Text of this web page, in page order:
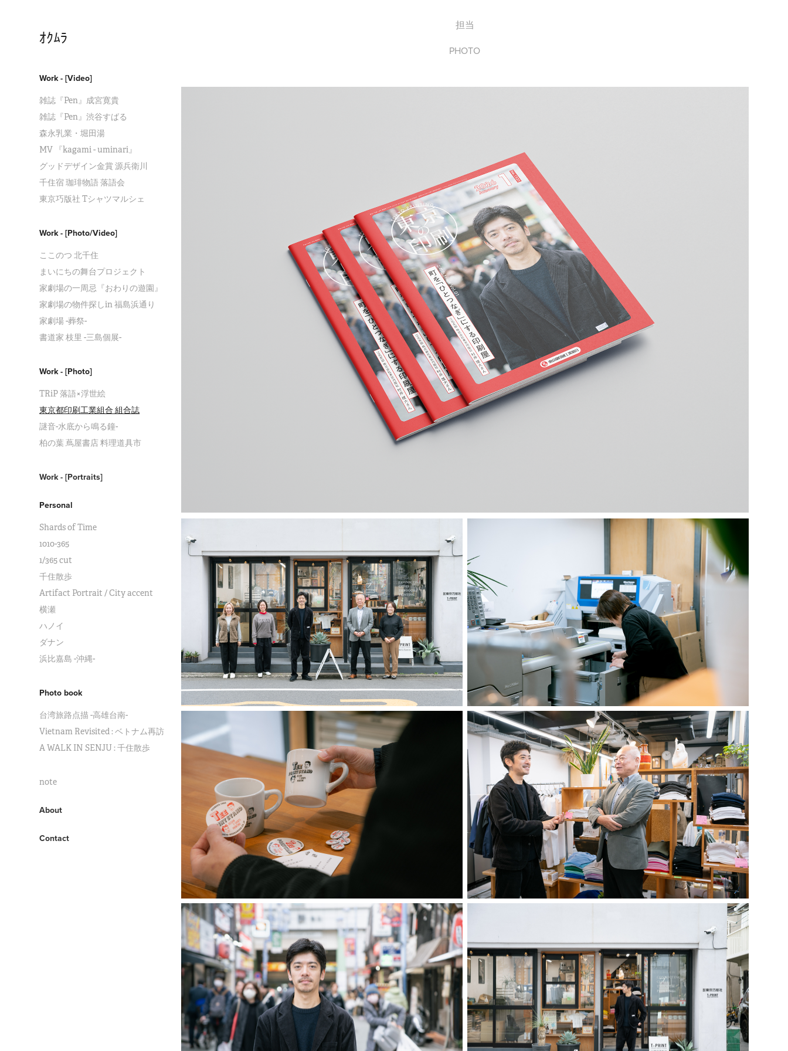
ｵｸﾑﾗ
Work - [Video]
雑誌『Pen』成宮寛貴
雑誌『Pen』渋谷すばる
森永乳業・堀田湯
MV 『kagami - uminari』
グッドデザイン金賞 源兵衛川
千住宿 珈琲物語 落語会
東京巧版社 Tシャツマルシェ
Work - [Photo/Video]
ここのつ 北千住
まいにちの舞台プロジェクト
家劇場の一周忌『おわりの遊園』
家劇場の物件探しin 福島浜通り
家劇場 -葬祭-
書道家 枝里 -三島個展-
Work - [Photo]
TRiP 落語×浮世絵
東京都印刷工業組合 組合誌
謎音-水底から鳴る鐘-
柏の葉 蔦屋書店 料理道具市
Work - [Portraits]
Personal
Shards of Time
1010-365
1/365 cut
千住散歩
Artifact Portrait / City accent
横瀬
ハノイ
ダナン
浜比嘉島 -沖縄-
Photo book
台湾旅路点描 -高雄台南-
Vietnam Revisited : ベトナム再訪
A WALK IN SENJU : 千住散歩
note
About
Contact
担当
PHOTO